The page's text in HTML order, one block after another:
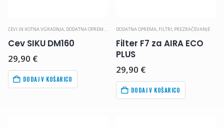
CEVI IN KOTNA VGRADNJA, DODATNA OPREMA , PREZRAČEVANJE
Cev SIKU DM160
29,90 €
DODAJ V KOŠARICO
DODATNA OPREMA, FILTRI, PREZRAČEVANJE
Filter F7 za AIRA ECO
PLUS
29,90 €
DODAJ V KOŠARICO